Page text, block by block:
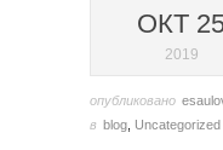
ОКТ
2019
опубликовано
в blog Uncategorized